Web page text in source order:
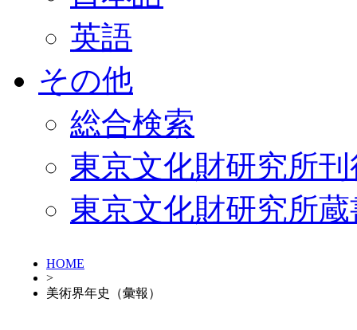
英語
その他
総合検索
東京文化財研究所
東京文化財研究所
HOME
>
美術界年史（彙報）